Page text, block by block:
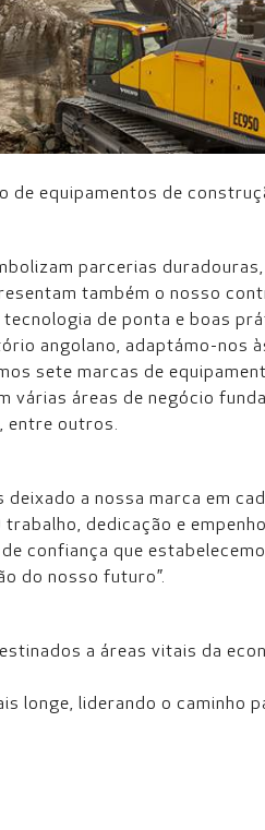
de equipamentos de
parcerias
também o nosso
de ponta e boas
angolano, adaptámo-nos
sete marcas de
várias áreas de negócio
entre outros.
a nossa marca em
dedicação e
confiança que
do nosso futuro”.
a áreas vitais da
longe, liderando o caminho